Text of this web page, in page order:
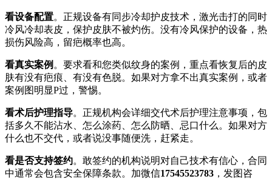
看设备配置。正规设备有同步冷却护皮技术，激光击打的同时
冷风冷却表皮，保护皮肤不被灼伤。没有冷风保护的设备，热
损伤风险高，留疤概率也高。
看真实案例 。要求看和您类似纹身的案例，重点看恢复后的皮
肤有没有疤痕、有没有色脱。如果对方拿不出真实案例，或者
案例图明显P过，警惕。
看术后护理指导。正规机构会详细交代术后护理注意事项，包
括多久不能沾水、怎么涂药、怎么防晒、忌口什么。如果对方
什么也不交代，或者说没事随便洗，赶紧走。
看是否支持签约。敢签约的机构说明对自己技术有信心，合同
中通常会包含安全保障条款。加微信17545523783 ，发图咨